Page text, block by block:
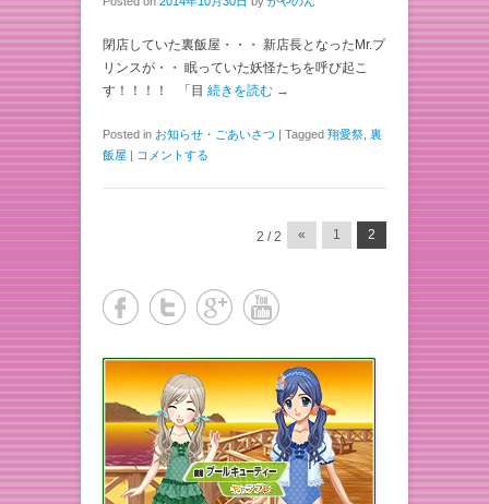
閉店していた裏飯屋・・・ 新店長となったMr.プ
リンスが・・ 眠っていた妖怪たちを呼び起こ
す！！！！ 「目 続きを読む →
Posted in お知らせ・ごあいさつ Tagged 翔愛祭 裏
飯屋
コメントする
2 / 2 « 1 2